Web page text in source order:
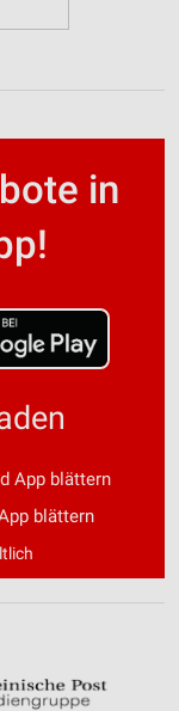
in
App blättern
blättern